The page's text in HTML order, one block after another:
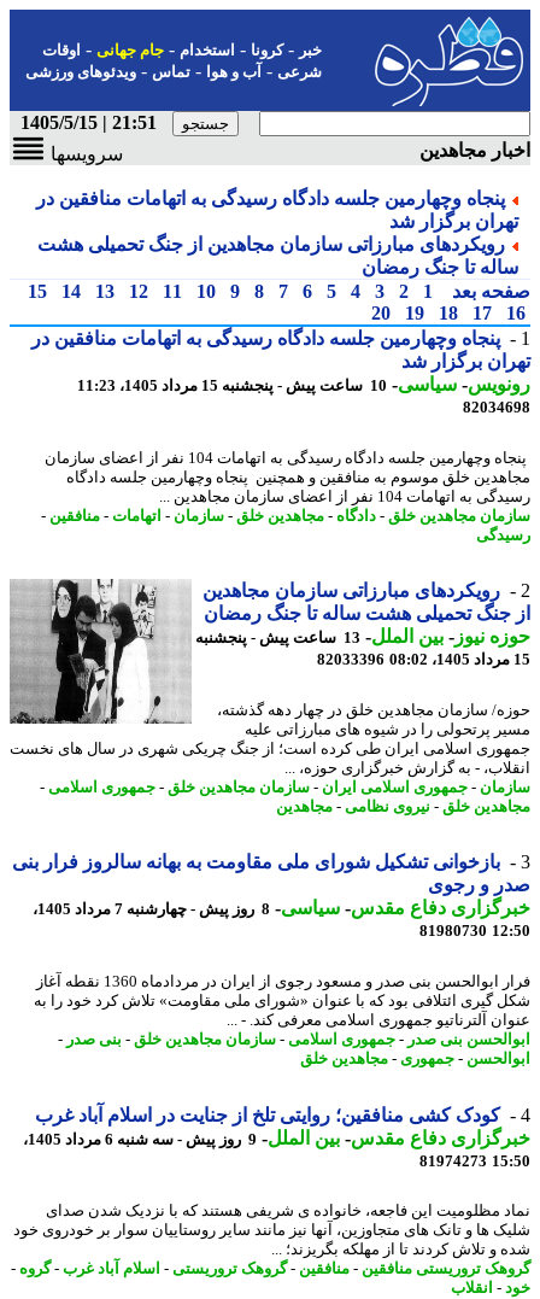
-کرونا-استخدام- جام جهانی-اوقات
شرعی-آب و هوا-تماس-ویدئوهای ورزشی
21:51 | 1405/5/15
مجاهدین
سرویسها
پنجاه وچهارمین جلسه دادگاه رسیدگی به اتهامات منافقین در
برگزار شد
رویکردهای مبارزاتی سازمان مجاهدین از جنگ تحمیلی هشت
تا جنگ رمضان
بعد
1
2
3
4
5
6
7
8
9
10
11
12
13
14
15
17
18
19
20
پنجاه وچهارمین جلسه دادگاه رسیدگی به اتهامات منافقین در
برگزار شد
-سیاسی-10 ساعت پیش - پنجشنبه 15 مرداد 1405، 11:23
پنجاه وچهارمین جلسه دادگاه رسیدگی به اتهامات 104 نفر از اعضای سازمان
خلق موسوم به منافقین و همچنین پنجاه وچهارمین جلسه دادگاه
اتهامات 104 نفر از اعضای سازمان مجاهدین ...
مجاهدین خلق -دادگاه -مجاهدین خلق -سازمان -اتهامات-منافقین-
رویکردهای مبارزاتی سازمان مجاهدین
جنگ تحمیلی هشت ساله تا جنگ رمضان
نیوز-بین الملل-
13 ساعت پیش - پنجشنبه
82033396
سازمان مجاهدین خلق در چهار دهه گذشته،
پرتحولی را در شیوه های مبارزاتی علیه
اسلامی ایران طی کرده است؛ از جنگ چریکی شهری در سال های نخست
- به گزارش خبرگزاری حوزه، ...
-جمهوری اسلامی ایران - سازمان مجاهدین خلق -جمهوری اسلامی-
خلق -نیروی نظامی-مجاهدین
بازخوانی تشکیل شورای ملی مقاومت به بهانه سالروز فرار بنی
و رجوی
دفاع مقدس-سیاسی-
8 روز پیش - چهارشنبه 7 مرداد 1405،
81980730
فرار ابوالحسن بنی صدر و مسعود رجوی از ایران در مردادماه 1360 نقطه آغاز
گیری ائتلافی بود که با عنوان «شورای ملی مقاومت» تلاش کرد خود را به
آلترناتیو جمهوری اسلامی معرفی کند. - ...
بنی صدر -جمهوری اسلامی-سازمان مجاهدین خلق -بنی صدر -
-جمهوری- مجاهدین خلق
کودک کشی منافقین؛ روایتی تلخ از جنایت در اسلام آباد غرب
دفاع مقدس-بین الملل-
9 روز پیش - سه شنبه 6 مرداد 1405،
81974273
مظلومیت این فاجعه، خانواده ی شریفی هستند که با نزدیک شدن صدای
ها و تانک های متجاوزین، آنها نیز مانند سایر روستاییان سوار بر خودروی خود
و تلاش کردند تا از مهلکه بگریزند؛ ...
تروریستی منافقین-منافقین-گروهک تروریستی-اسلام آباد غرب- گروه-
-انقلاب